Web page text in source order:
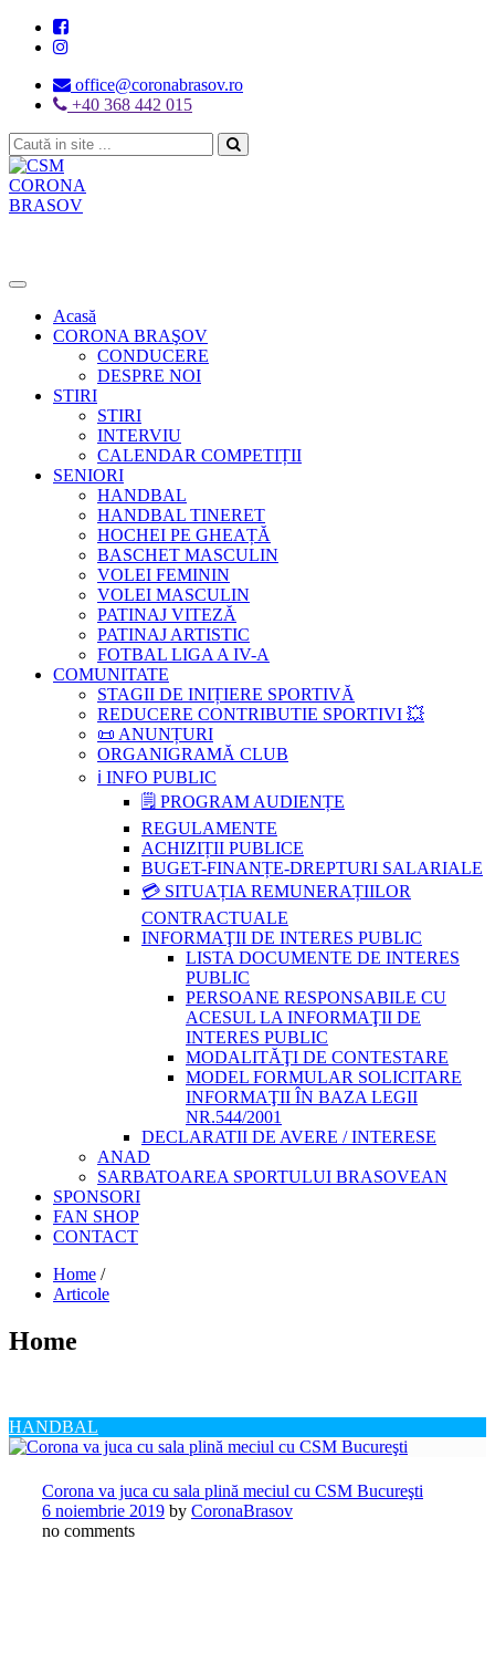
office@coronabrasov.ro
+40 368 442 015
Toggle
navigationAcasă
CORONA BRAŞOV
CONDUCERE
DESPRE NOI
STIRI
STIRI
INTERVIU
CALENDAR COMPETIȚII
SENIORI
HANDBAL
HANDBAL TINERET
HOCHEI PE GHEAȚĂ
BASCHET MASCULIN
VOLEI FEMININ
VOLEI MASCULIN
PATINAJ VITEZĂ
PATINAJ ARTISTIC
FOTBAL LIGA A IV-A
COMUNITATE
STAGII DE INIȚIERE SPORTIVĂ
REDUCERE CONTRIBUTIE SPORTIVI 💥
📜 ANUNȚURI
ORGANIGRAMĂ CLUB
ℹ️ INFO PUBLIC
🗒 PROGRAM AUDIENȚE
REGULAMENTE
ACHIZIȚII PUBLICE
BUGET-FINANȚE-DREPTURI SALARIALE
💳 SITUAȚIA REMUNERAȚIILOR
CONTRACTUALE
INFORMAŢII DE INTERES PUBLIC
LISTA DOCUMENTE DE INTERES
PUBLIC
PERSOANE RESPONSABILE CU
ACESUL LA INFORMAŢII DE
INTERES PUBLIC
MODALITĂŢI DE CONTESTARE
MODEL FORMULAR SOLICITARE
INFORMAŢII ÎN BAZA LEGII
NR.544/2001
DECLARATII DE AVERE / INTERESE
ANAD
SARBATOAREA SPORTULUI BRASOVEAN
SPONSORI
FAN SHOP
CONTACT
Home /
Articole
Home
HANDBAL
Corona va juca cu sala plină meciul cu CSM Bucureşti
6 noiembrie 2019 by CoronaBrasov
no comments